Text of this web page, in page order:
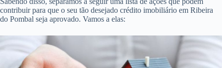
contribuir para que o seu tão desejado crédito imobiliário em Ribeira
do Pombal seja aprovado. Vamos a elas: